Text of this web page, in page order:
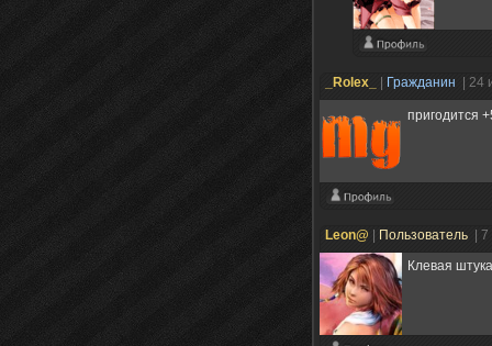
_Rolex_ Гражданин | 24
пригодится
Leon@ Пользователь
|
Клевая